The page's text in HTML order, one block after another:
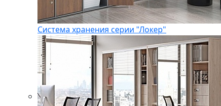
Система хранения серии "Локер"